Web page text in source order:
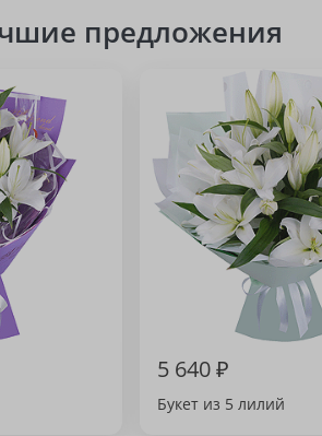
предложения
5 640 ₽
Букет из 5 лилий